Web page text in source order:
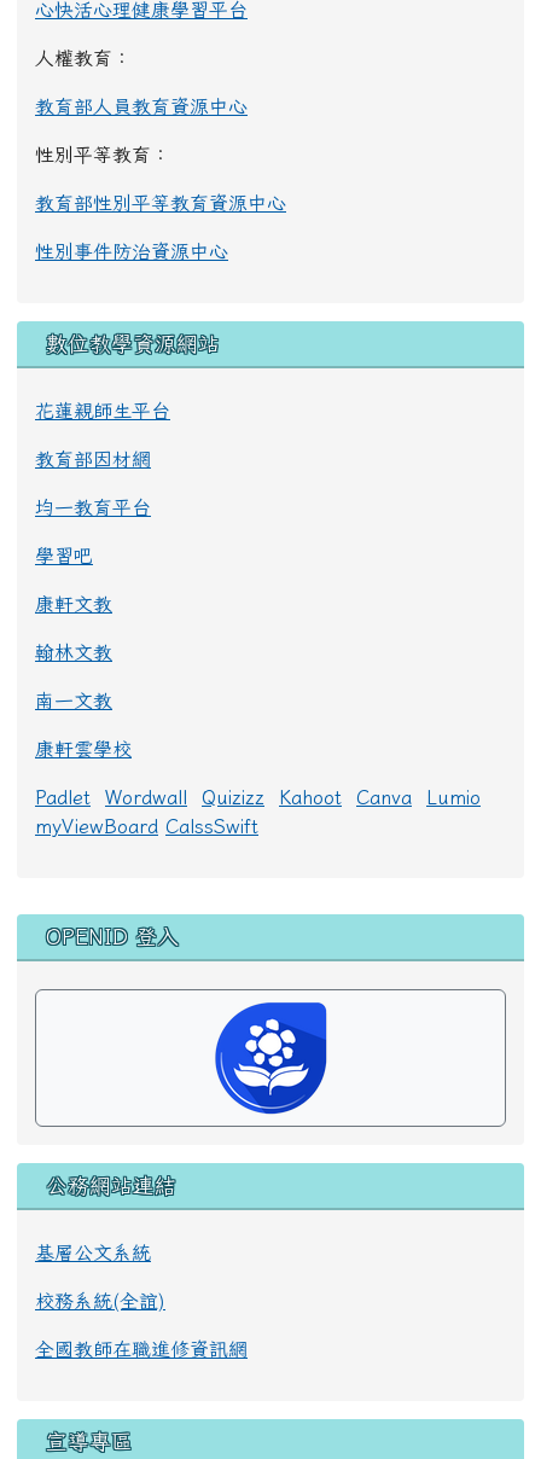
心快活心理健康學習平台
人權教育：
教育部人員教育資源中心
性別平等教育：
教育部性別平等教育資源中心
性別事件防治資源中心
數位教學資源網站
花蓮親師生平台
教育部因材網
均一教育平台
學習吧
康軒文教
翰林文教
南一文教
康軒雲學校
Padlet Wordwall Quizizz Kahoot Canva
Lumio
myViewBoard CalssSwift
右邊區域內容
OPENID 登入
公務網站連結
基層公文系統
校務系統(全誼)
全國教師在職進修資訊網
宣導專區